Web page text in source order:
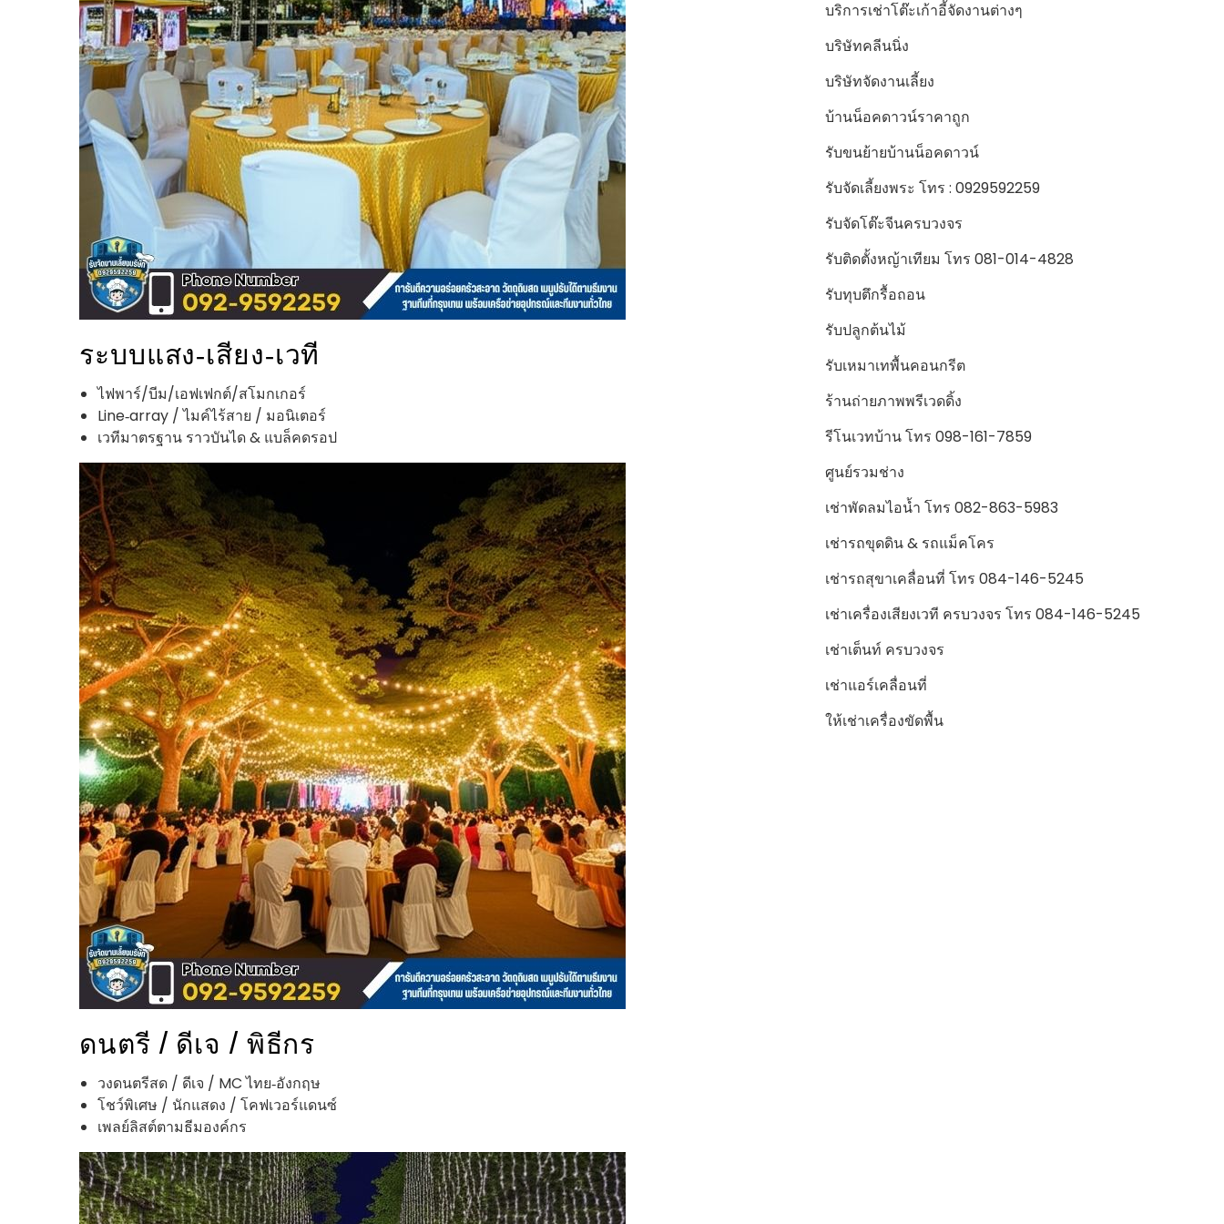
ระบบแสง‑เสียง‑เวที
ไฟพาร์/บีม/เอฟเฟกต์/สโมกเกอร์
Line‑array / ไมค์ไร้สาย / มอนิเตอร์
เวทีมาตรฐาน ราวบันได & แบล็คดรอป
ดนตรี / ดีเจ / พิธีกร
วงดนตรีสด / ดีเจ / MC ไทย‑อังกฤษ
โชว์พิเศษ / นักแสดง / โคฟเวอร์แดนซ์
เพลย์ลิสต์ตามธีมองค์กร
บริการเช่าโต๊ะเก้าอี้จัดงานต่างๆ
บริษัทคลีนนิ่ง
บริษัทจัดงานเลี้ยง
บ้านน็อคดาวน์ราคาถูก
รับขนย้ายบ้านน็อคดาวน์
รับจัดเลี้ยงพระ โทร : 0929592259
รับจัดโต๊ะจีนครบวงจร
รับติดตั้งหญ้าเทียม โทร 081-014-4828
รับทุบตึกรื้อถอน
รับปลูกต้นไม้
รับเหมาเทพื้นคอนกรีต
ร้านถ่ายภาพพรีเวดดิ้ง
รีโนเวทบ้าน โทร 098-161-7859
ศูนย์รวมช่าง
เช่าพัดลมไอน้ำ โทร 082-863-5983
เช่ารถขุดดิน & รถแม็คโคร
เช่ารถสุขาเคลื่อนที่ โทร 084-146-5245
เช่าเครื่องเสียงเวที ครบวงจร โทร 084-146-5245
เช่าเต็นท์ ครบวงจร
เช่าแอร์เคลื่อนที่
ให้เช่าเครื่องขัดพื้น